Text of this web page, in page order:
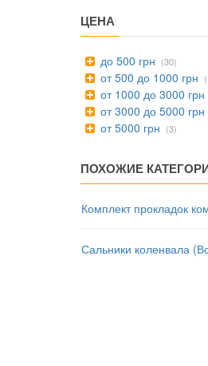
ЦЕНА
до 500 грн (30)
от 500 до 1000 грн
от 1000 до 3000 грн
от 3000 до 5000 грн
от 5000 грн (3)
ПОХОЖИЕ
Комплект прокладок
Сальники коленвала